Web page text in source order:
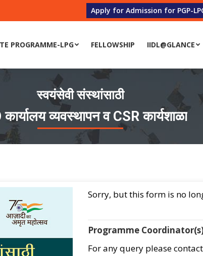
Apply for Admission for PGP-
PROGRAMME-LPG FELLOWSHIP IIDL@GLANCE
स्वयंसेवी संस्थांसाठी
व्यवस्थापन व CSR कार्यशाळा
Sorry, but this form is no
Programme
For any query please contact